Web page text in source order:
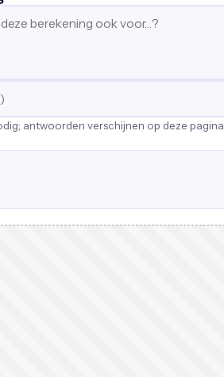
antwoorden verschijnen op deze pagina.